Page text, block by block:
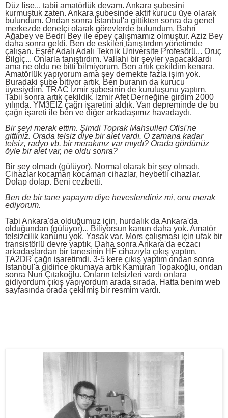
Düz lise... tabii amatörlük devam. Ankara şubesini
kurmuştuk zaten. Ankara şubesinde aktif kurucu üye olarak
bulundum. Ondan sonra İstanbul'a gittikten sonra da genel
merkezde denetçi olarak görevlerde bulundum. Bahri
Ağabey ve Bedri Bey ile epey çalışmamız olmuştur. Aziz Bey
daha sonra geldi. Ben de eskileri tanıştırdım yönetimde
çalışan. Eşref Adalı Adalı Teknik Üniversite Profesörü... Oruç
Bilgiç... Onlarla tanıştırdım. Vallahi bir şeyler yapacaklardı
ama ne oldu ne bitti bilmiyorum. Ben artık çekildim kenara.
Amatörlük yapıyorum ama şey dernekte fazla işim yok.
Buradaki şube bitiyor artık. Ben buranın da kurucu
üyesiydim. TRAC İzmir şubesinin de kuruluşunu yaptım.
Tabii sonra artık çekildik. İzmir Afet Derneğine girdim 2000
yılında. YM3EIZ çağrı işaretini aldık. Van depreminde de bu
çağrı işareti ile ben ve diğer arkadaşımız havadaydı.
Bir şeyi merak ettim. Şimdi Toprak Mahsulleri Ofisi'ne
gittiniz. Orada telsiz diye bir alet vardı. O zamana kadar
telsiz, radyo vb. bir merakınız var mıydı? Orada gördünüz
öyle bir alet var, ne oldu sonra?
Bir şey olmadı (gülüyor). Normal olarak bir şey olmadı.
Cihazlar kocaman kocaman cihazlar, heybetli cihazlar.
Dolap dolap. Beni cezbetti.
Ben de bir tane yapayım diye heveslendiniz mi, onu merak
ediyorum.
Tabi Ankara'da olduğumuz için, hurdalık da Ankara'da
olduğundan (gülüyor)... Biliyorsun kanun daha yok. Amatör
telsizcilik kanunu yok. Yasak var. Mors çalışması için ufak bir
transistörlü devre yaptık. Daha sonra Ankara'da eczacı
arkadaşlardan bir tanesinin HF cihazıyla çıkış yaptım.
TA2DR çağrı işaretimdi. 3-5 kere çıkış yaptım ondan sonra
İstanbul'a gidince okumaya artık Kamuran Topakoğlu, ondan
sonra Nuri Çıtakoğlu. Onların telsizleri vardı onlara
gidiyordum çıkış yapıyordum arada sırada. Hatta benim web
sayfasında orada çekilmiş bir resmim vardı.